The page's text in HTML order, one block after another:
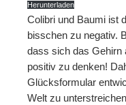
Herunterladen
Colibri und Baumi ist
bisschen zu negativ.
dass sich das Gehirn
positiv zu denken!
Glücksformular
Welt zu